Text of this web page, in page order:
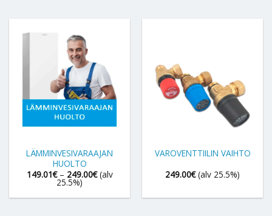
LÄMMINVESIVARAAJAN
HUOLTO
149.01€ – 249.00€Hintaluokka:
149.01€
249.00€
(alv
25.5%)
VAROVENTTIILIN VAIHTO
249.00€ (alv 25.5%)